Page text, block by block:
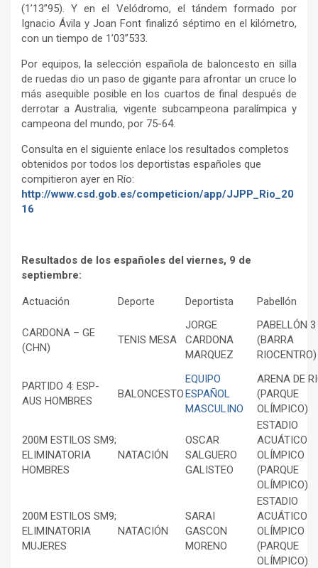
(1’13”95). Y en el Velódromo, el tándem formado por
Ignacio Ávila y Joan Font finalizó séptimo en el kilómetro,
con un tiempo de 1’03”533.
Por equipos, la selección española de baloncesto en silla
de ruedas dio un paso de gigante para afrontar un cruce lo
más asequible posible en los cuartos de final después de
derrotar a Australia, vigente subcampeona paralímpica y
campeona del mundo, por 75-64.
Consulta en el siguiente enlace los resultados completos
obtenidos por todos los deportistas españoles que
compitieron ayer en Río:
http://www.csd.gob.es/competicion/app/JJPP_Rio_20
16
Resultados de los españoles del viernes, 9 de
septiembre:
Actuación Deporte Deportista Pabellón
CARDONA – GE
(CHN)
TENIS MESA
JORGE
CARDONA
MARQUEZ
PABELLÓN 3
(BARRA
RIOCENTRO)
PARTIDO 4: ESP-
AUS HOMBRES
BALONCESTO
EQUIPO
ESPAÑOL
MASCULINO
ARENA DE
(PARQUE
OLÍMPICO)
200M ESTILOS SM9;
ELIMINATORIA
HOMBRES
NATACIÓN
OSCAR
SALGUERO
GALISTEO
ESTADIO
ACUÁTICO
OLÍMPICO
(PARQUE
OLÍMPICO)
200M ESTILOS SM9;
ELIMINATORIA
MUJERES
NATACIÓN
SARAI
GASCON
MORENO
ESTADIO
ACUÁTICO
OLÍMPICO
(PARQUE
OLÍMPICO)